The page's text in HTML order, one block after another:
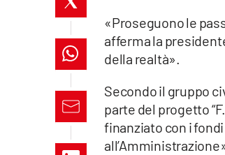
catanzarochannel.it
lacapitalenews.it
«Proseguono le
afferma la
della realtà».
Secondo il gruppo
parte del progetto
finanziato con i